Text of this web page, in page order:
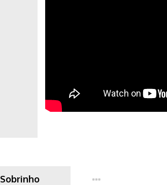
Sobrinho